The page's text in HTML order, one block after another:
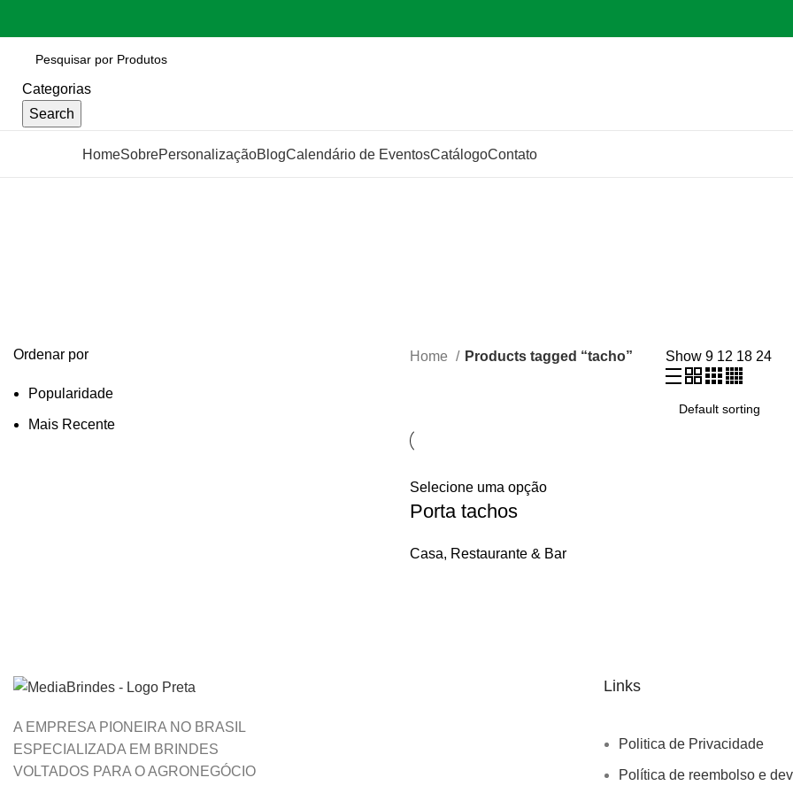
Categorias
Search
HomeSobrePersonalizaçãoBlogCalendário de EventosCatálogoContato
Ordenar por
Popularidade
Mais Recente
Home Products tagged “tacho” Show 9 12 18 24
Selecione uma opção
Porta tachos
Casa, Restaurante & Bar
A EMPRESA PIONEIRA NO BRASIL
ESPECIALIZADA EM BRINDES
VOLTADOS PARA O AGRONEGÓCIO
Links
Politica de Privacidade
Política de reembolso e